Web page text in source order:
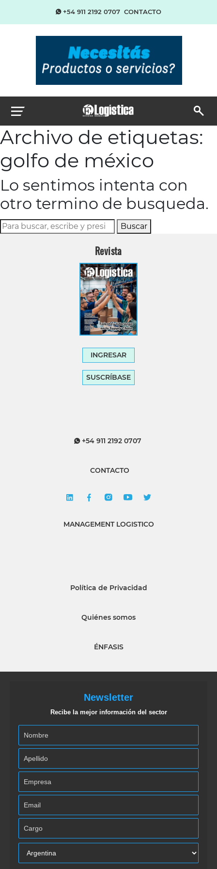
+54 911 2192 0707 CONTACTO
Archivo de etiquetas:
golfo de méxico
Lo sentimos intenta con
otro termino de busqueda.
Buscar
Revista
INGRESAR
SUSCRÍBASE
+54 911 2192 0707
CONTACTO
MANAGEMENT LOGISTICO
Política de Privacidad
Quiénes somos
ÉNFASIS
Newsletter
Recibe la mejor información del sector